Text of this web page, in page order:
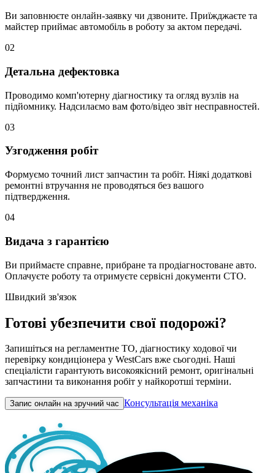
Ви заповнюєте онлайн-заявку чи дзвоните. Приїжджаєте та
майстер приймає автомобіль в роботу за актом передачі.
02
Детальна дефектовка
Проводимо комп'ютерну діагностику та огляд вузлів на
підйомнику. Надсилаємо вам фото/відео звіт несправностей.
03
Узгодження робіт
Формуємо точний лист запчастин та робіт. Ніякі додаткові
ремонтні втручання не проводяться без вашого
підтвердження.
04
Видача з гарантією
Ви приймаєте справне, прибране та продіагностоване авто.
Оплачуєте роботу та отримуєте сервісні документи СТО.
Швидкий зв'язок
Готові убезпечити свої подорожі?
Запишіться на регламентне ТО, діагностику ходової чи
перевірку кондиціонера у WestCars вже сьогодні. Наші
спеціалісти гарантують високоякісний ремонт, оригінальні
запчастини та виконання робіт у найкоротші терміни.
Запис онлайн на зручний час Консультація механіка